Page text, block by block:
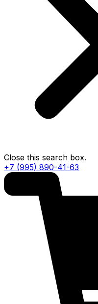
Close this search box.
+7 (995) 890-41-63